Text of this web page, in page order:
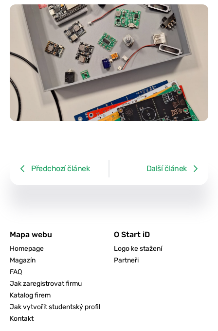
Předchozí článek Další článek
Mapa webu
Homepage
Magazín
FAQ
Jak zaregistrovat firmu
Katalog firem
Jak vytvořit studentský profil
Kontakt
O Start iD
Logo ke stažení
Partneři